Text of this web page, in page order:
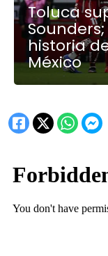
Toluca
historia
México